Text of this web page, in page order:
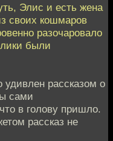
Элис и есть жена
своих кошмаров
разочаровало
были
рассказом о
сами
в голову пришло.
рассказ не